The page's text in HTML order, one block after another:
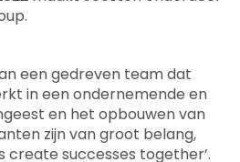
een gedreven team dat
in een ondernemende en
en het opbouwen van
zijn van groot belang,
create successes together’.